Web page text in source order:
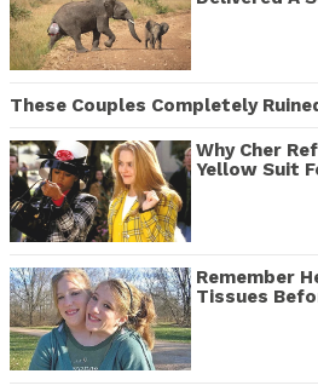
These Couples Completely
Why Cher
Yellow Suit
Remember
Tissues